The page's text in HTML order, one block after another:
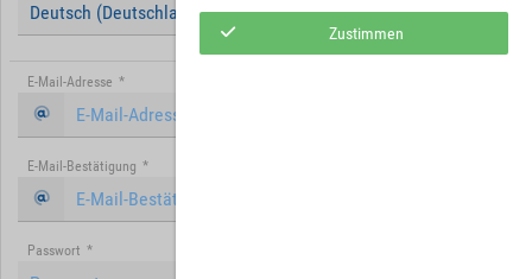
Deutsch (Deutschland)
E-Mail-Adresse *
E-Mail-Bestätigung *
Passwort *
Zustimmen